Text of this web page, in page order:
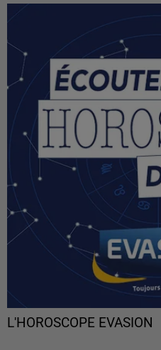
L'HOROSCOPE EVASION